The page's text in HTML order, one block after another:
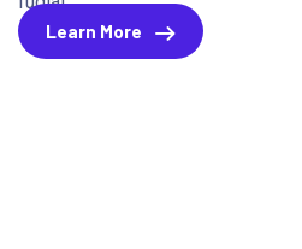
Learn More